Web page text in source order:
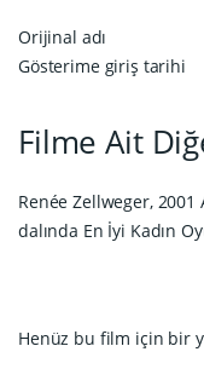
Orijinal adı
Gösterime giriş tarihi
Filme Ait
Renée Zellweger, 2001
dalında En İyi Kadın
Henüz bu film için bir